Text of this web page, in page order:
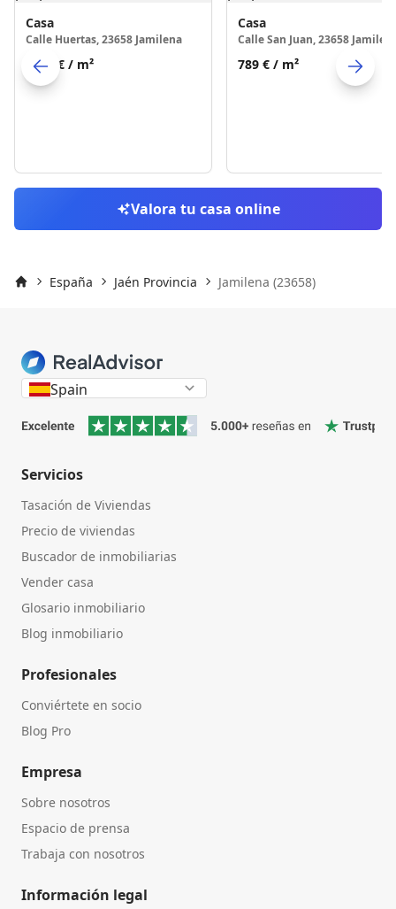
Casa
Calle Huertas, 23658 Jamilena
1109 € / m²
Casa
Calle San Juan, 23658
789 € / m²
Valora tu casa online
España Jaén Provincia Jamilena (23658)
Spain
Servicios
Tasación de Viviendas
Precio de viviendas
Buscador de inmobiliarias
Vender casa
Glosario inmobiliario
Blog inmobiliario
Profesionales
Conviértete en socio
Blog Pro
Empresa
Sobre nosotros
Espacio de prensa
Trabaja con nosotros
Información legal